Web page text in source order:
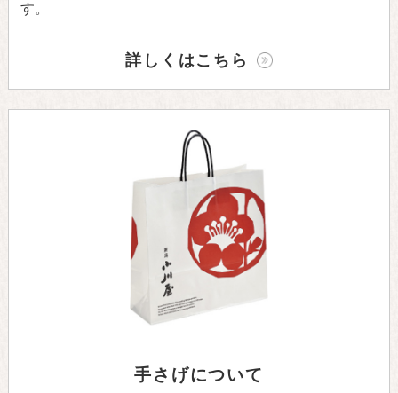
す。
詳しくはこちら
手さげについて